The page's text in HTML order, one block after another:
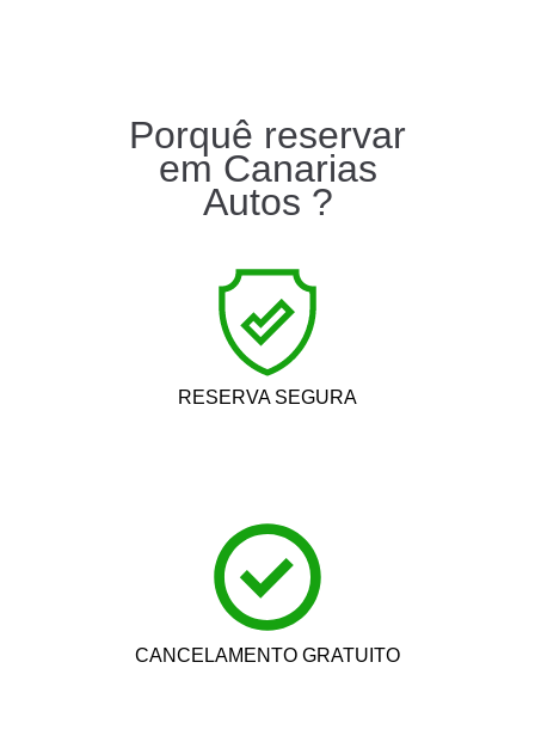
Porquê reservar
em Canarias
Autos ?
RESERVA SEGURA
CANCELAMENTO GRATUITO